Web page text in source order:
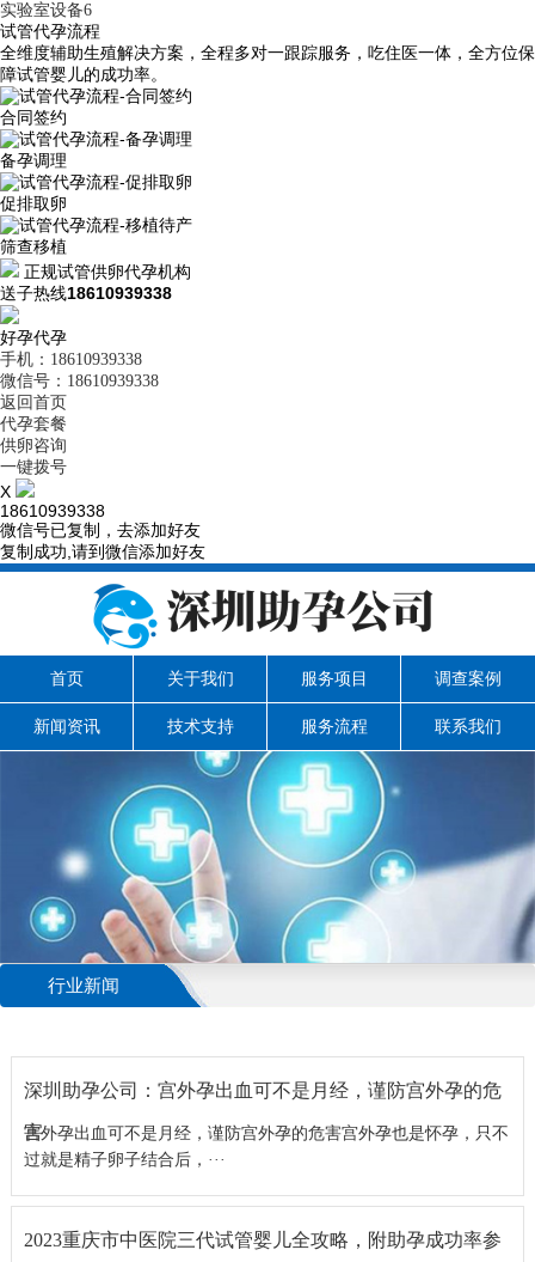
实验室设备6
试管代孕流程
全维度辅助生殖解决方案，全程多对一跟踪服务，吃住医一体，全方位保
障试管婴儿的成功率。
合同签约
备孕调理
促排取卵
筛查移植
正规试管供卵代孕机构
送子热线18610939338
好孕代孕
手机：18610939338
微信号：18610939338
返回首页
代孕套餐
供卵咨询
一键拨号
X
18610939338
微信号已复制，去添加好友
复制成功,请到微信添加好友
首页 关于我们 服务项目 调查案例
新闻资讯 技术支持 服务流程 联系我们
行业新闻
深圳助孕公司：宫外孕出血可不是月经，谨防宫外孕的危
害
宫外孕出血可不是月经，谨防宫外孕的危害宫外孕也是怀孕，只不
过就是精子卵子结合后，···
2023重庆市中医院三代试管婴儿全攻略，附助孕成功率参